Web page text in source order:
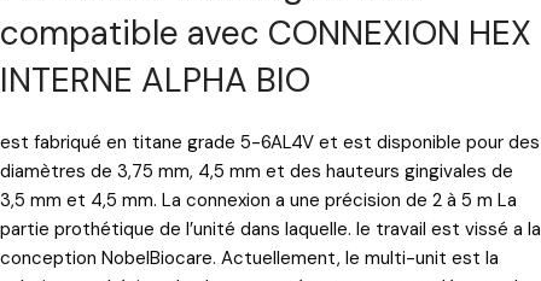
compatible avec CONNEXION HEX
INTERNE ALPHA BIO
est fabriqué en titane grade 5-6AL4V et est disponible pour des
diamètres de 3,75 mm, 4,5 mm et des hauteurs gingivales de
3,5 mm et 4,5 mm. La connexion a une précision de 2 à 5 m La
partie prothétique de l’unité dans laquelle. le travail est vissé a la
conception NobelBiocare. Actuellement, le multi-unit est la